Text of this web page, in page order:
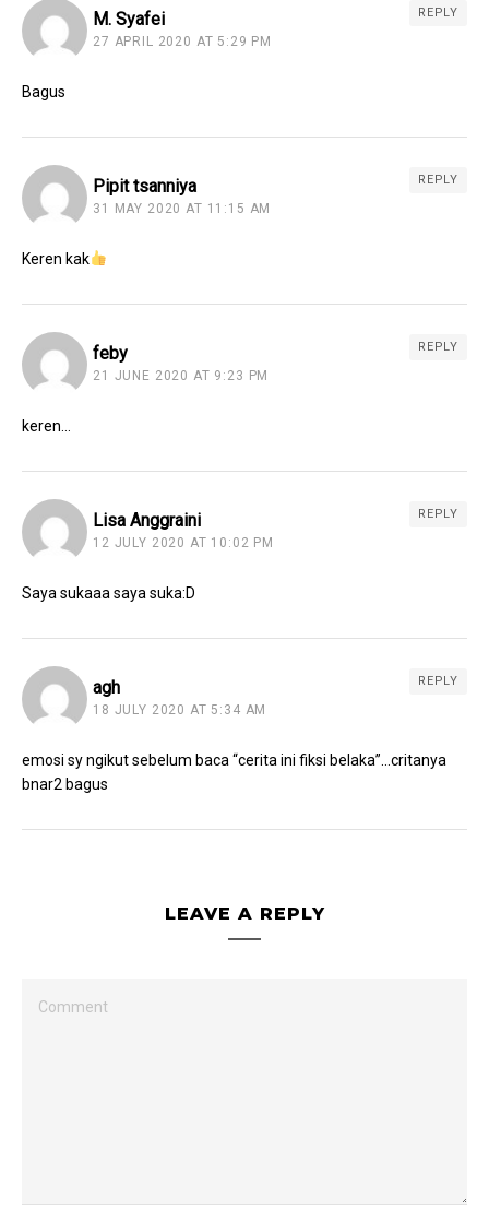
M. Syafei
27 APRIL 2020 AT 5:29 PM
REPLY
Bagus
Pipit tsanniya
31 MAY 2020 AT 11:15 AM
REPLY
Keren kak
feby
21 JUNE 2020 AT 9:23 PM
REPLY
keren…
Lisa Anggraini
12 JULY 2020 AT 10:02 PM
REPLY
Saya sukaaa saya suka:D
agh
18 JULY 2020 AT 5:34 AM
REPLY
emosi sy ngikut sebelum baca “cerita ini fiksi belaka”…critanya
bnar2 bagus
LEAVE A REPLY